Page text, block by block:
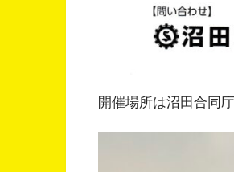
開催場所は沼田合同